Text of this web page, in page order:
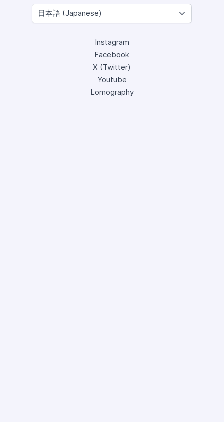
Instagram
Facebook
X (Twitter)
Youtube
Lomography